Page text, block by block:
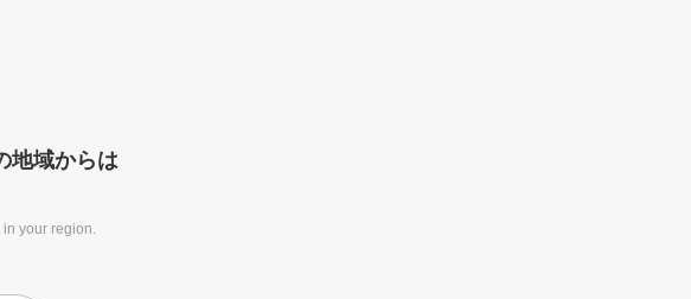
地域からは
your region.